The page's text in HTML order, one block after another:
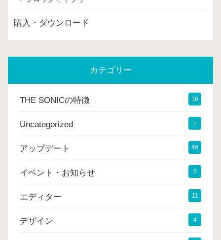
購入・ダウンロード
カテゴリー
THE SONICの特徴 18
Uncategorized 2
アップデート 46
イベント・お知らせ 5
エディター 11
デザイン 4